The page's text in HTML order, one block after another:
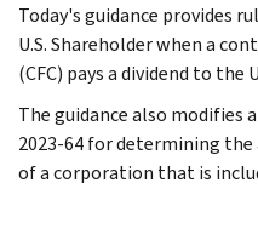
Today's guidance provides
U.S. Shareholder when a
(CFC) pays a dividend to the
The guidance also modifies
2023-64 for determining
of a corporation that is